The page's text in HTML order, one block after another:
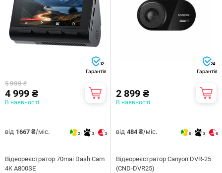
12
Гарантія
5 999 ₴
4 999 ₴
В наявності
від 1667 ₴/міс. 2 3 3
Відеореєстратор 70mai Dash Cam
4K A800SE
24
Гарантія
2 899 ₴
В наявності
від 484 ₴/міс. 6 3 6
Відеореєстратор Canyon DVR-25
(CND-DVR25)